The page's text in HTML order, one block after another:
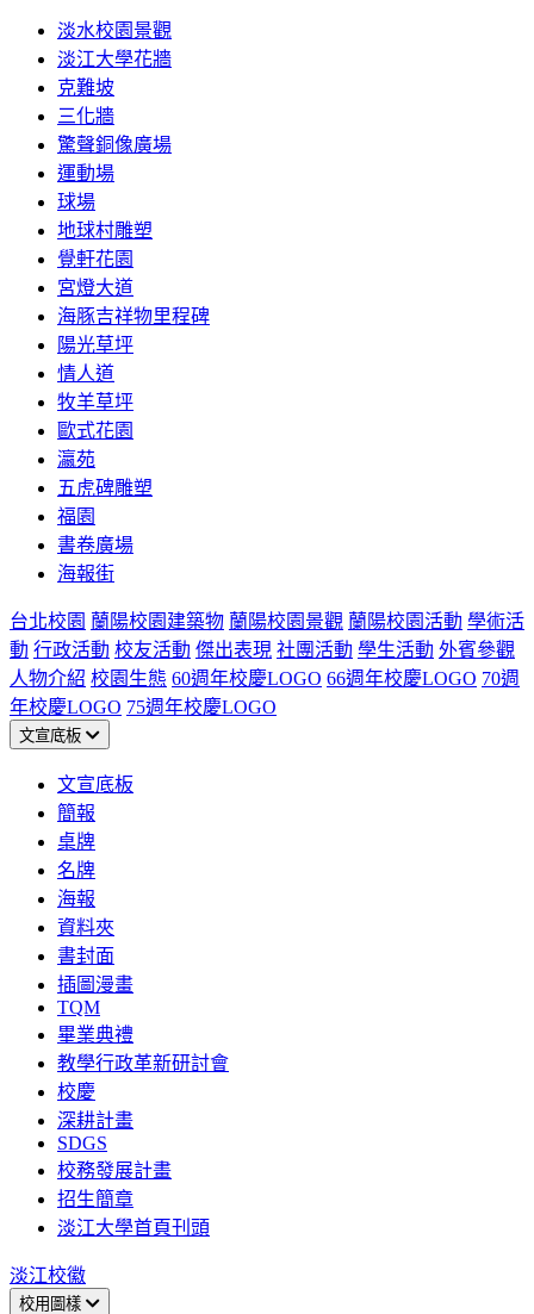
淡水校園景觀
淡江大學花牆
克難坡
三化牆
驚聲銅像廣場
運動場
球場
地球村雕塑
覺軒花園
宮燈大道
海豚吉祥物里程碑
陽光草坪
情人道
牧羊草坪
歐式花園
瀛苑
五虎碑雕塑
福園
書卷廣場
海報街
台北校園 蘭陽校園建築物 蘭陽校園景觀 蘭陽校園活動 學術活
動 行政活動 校友活動 傑出表現 社團活動 學生活動 外賓參觀
人物介紹 校園生態 60週年校慶LOGO 66週年校慶LOGO 70週
年校慶LOGO 75週年校慶LOGO
文宣底板
文宣底板
簡報
桌牌
名牌
海報
資料夾
書封面
插圖漫畫
TQM
畢業典禮
教學行政革新研討會
校慶
深耕計畫
SDGS
校務發展計畫
招生簡章
淡江大學首頁刊頭
淡江校徽
校用圖樣